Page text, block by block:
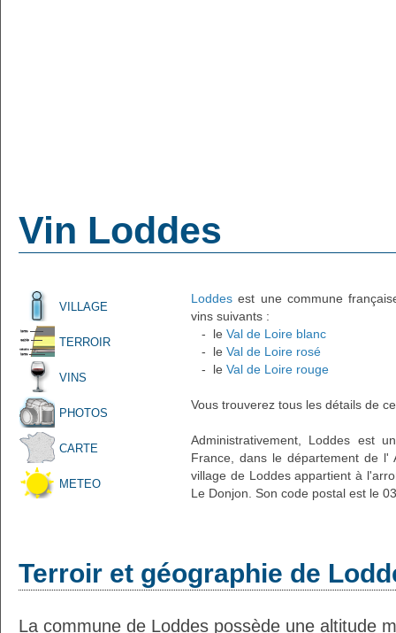
Vin Loddes
VILLAGE
TERROIR
VINS
PHOTOS
CARTE
METEO
Loddes est une commune
vins suivants :
- le Val de Loire blanc
- le Val de Loire rosé
- le Val de Loire rouge
Vous trouverez tous les détails de
Administrativement, Loddes est
France, dans le département de
village de Loddes appartient à
Le Donjon. Son code postal est le
Terroir et géographie de
La commune de Loddes possède une altitude